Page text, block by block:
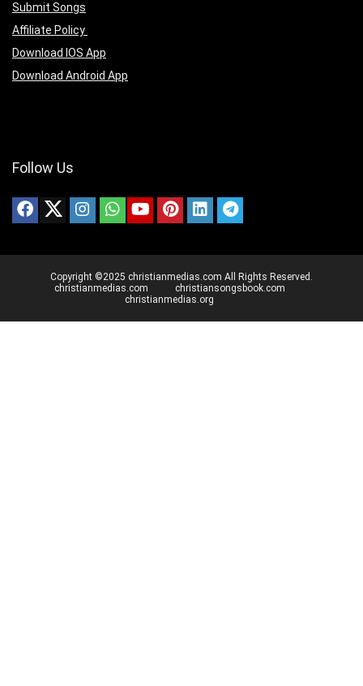
Submit Songs
Affiliate Policy
Download IOS App
Download Android App
Follow Us
Copyright ©2025 christianmedias.com All Rights Reserved.
christianmedias.com
christiansongsbook.com
christianmedias.org